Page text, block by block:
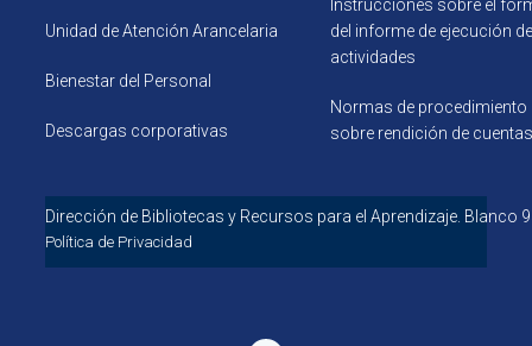
Unidad de Atención Arancelaria
Bienestar del Personal
Descargas corporativas
Instrucciones sobre el
del informe de ejecución de
actividades
Normas de procedimiento
sobre rendición de cuentas
Dirección de Bibliotecas y Recursos para el
Política de Privacidad